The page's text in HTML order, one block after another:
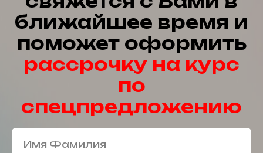
ближайшее время и
поможет оформить
рассрочку на курс
по
спецпредложению